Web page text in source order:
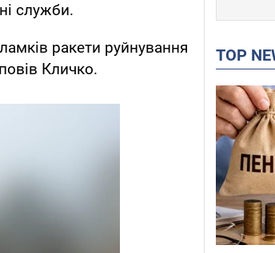
служби.
ракети руйнування
Кличко.
TOP